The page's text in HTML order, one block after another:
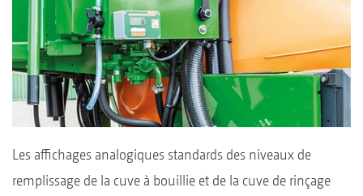
Les affichages analogiques standards des niveaux de
remplissage de la cuve à bouillie et de la cuve de rinçage